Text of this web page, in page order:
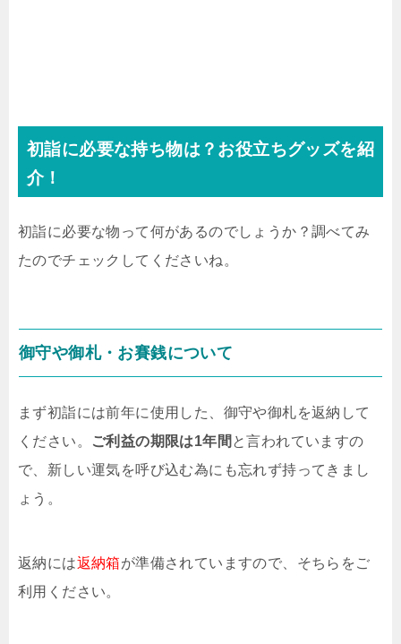
初詣に必要な持ち物は？お役立ちグッズを紹
介！
初詣に必要な物って何があるのでしょうか？調べてみ
たのでチェックしてくださいね。
御守や御札・お賽銭について
まず初詣には前年に使用した、御守や御札を返納して
ください。
ご利益の期限は1年間 と言われていますの
で、新しい運気を呼び込む為にも忘れず持ってきまし
ょう。
返納には返納箱が準備されていますので、そちらをご
利用ください。